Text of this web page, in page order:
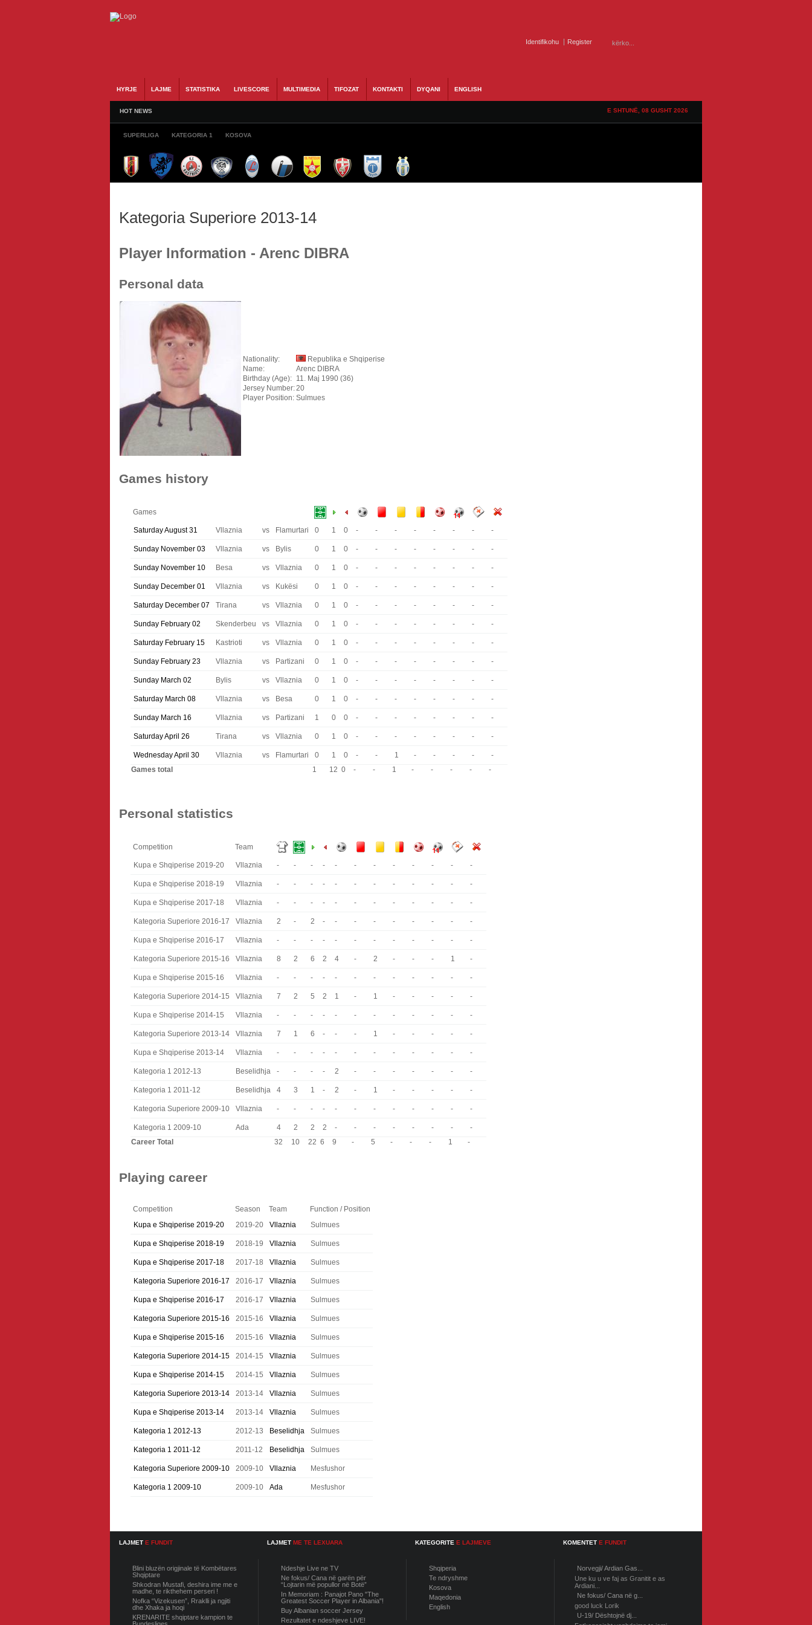
Identifikohu Register
HYRJE LAJME STATISTIKA LIVESCORE MULTIMEDIA TIFOZAT KONTAKTI DYQANI ENGLISH
HOT NEWS E SHTUNË, 08 GUSHT 2026
SUPERLIGA KATEGORIA 1 KOSOVA
Kategoria Superiore 2013-14
Player Information - Arenc DIBRA
Personal data
Nationality:
Republika e Shqiperise
Name:
Arenc DIBRA
Birthday (Age): 11. Maj 1990 (36)
Jersey Number:20
Player Position: Sulmues
Games history
Games
Saturday August 31 Vllaznia vs Flamurtari 0 1 0 - - - - - - - -
Sunday November 03 Vllaznia vs Bylis 0 1 0 - - - - - - - -
Sunday November 10 Besa vs Vllaznia 0 1 0 - - - - - - - -
Sunday December 01 Vllaznia vs Kukësi 0 1 0 - - - - - - - -
Saturday December 07 Tirana vs Vllaznia 0 1 0 - - - - - - - -
Sunday February 02 Skenderbeu vs Vllaznia 0 1 0 - - - - - - - -
Saturday February 15 Kastrioti vs Vllaznia 0 1 0 - - - - - - - -
Sunday February 23 Vllaznia vs Partizani 0 1 0 - - - - - - - -
Sunday March 02 Bylis vs Vllaznia 0 1 0 - - - - - - - -
Saturday March 08 Vllaznia vs Besa 0 1 0 - - - - - - - -
Sunday March 16 Vllaznia vs Partizani 1 0 0 - - - - - - - -
Saturday April 26 Tirana vs Vllaznia 0 1 0 - - - - - - - -
Wednesday April 30 Vllaznia vs Flamurtari 0 1 0 - - 1 - - - -
-
Games total
1 12 0 - - 1 - - - - -
Personal statistics
Competition Team
Kupa e Shqiperise 2019-20 Vllaznia - - - - - - - - - - - -
Kupa e Shqiperise 2018-19 Vllaznia - - - - - - - - - - - -
Kupa e Shqiperise 2017-18 Vllaznia - - - - - - - - - - - -
Kategoria Superiore 2016-17 Vllaznia 2 - 2 - - - - - - - - -
Kupa e Shqiperise 2016-17 Vllaznia - - - - - - - - - - - -
Kategoria Superiore 2015-16 Vllaznia 8 2 6 2 4 - 2 - - - 1 -
Kupa e Shqiperise 2015-16 Vllaznia - - - - - - - - - - - -
Kategoria Superiore 2014-15 Vllaznia 7 2 5 2 1 - 1 - - - - -
Kupa e Shqiperise 2014-15 Vllaznia - - - - - - - - - - - -
Kategoria Superiore 2013-14 Vllaznia 7 1 6 - - - 1 - - - - -
Kupa e Shqiperise 2013-14 Vllaznia - - - - - - - - - - - -
Kategoria 1 2012-13 Beselidhja - - - - 2 - - - - - - -
Kategoria 1 2011-12 Beselidhja 4 3 1 - 2 - 1 - - - - -
Kategoria Superiore 2009-10 Vllaznia - - - - - - - - - - - -
Kategoria 1 2009-10 Ada 4 2 2 2 - - - - - - -
-
Career Total
32 10 22 6 9 - 5 - - - 1 -
Playing career
Competition Season Team
Function / Position
Kupa e Shqiperise 2019-20
2019-20 Vllaznia Sulmues
Kupa e Shqiperise 2018-19 2018-19 Vllaznia Sulmues
Kupa e Shqiperise 2017-18 2017-18 Vllaznia Sulmues
Kategoria Superiore 2016-17 2016-17 Vllaznia Sulmues
Kupa e Shqiperise 2016-17 2016-17 Vllaznia Sulmues
Kategoria Superiore 2015-16 2015-16 Vllaznia Sulmues
Kupa e Shqiperise 2015-16 2015-16 Vllaznia Sulmues
Kategoria Superiore 2014-15 2014-15 Vllaznia Sulmues
Kupa e Shqiperise 2014-15 2014-15 Vllaznia Sulmues
Kategoria Superiore 2013-14 2013-14 Vllaznia Sulmues
Kupa e Shqiperise 2013-14 2013-14 Vllaznia Sulmues
Kategoria 1 2012-13 2012-13 Beselidhja Sulmues
Kategoria 1 2011-12 2011-12 Beselidhja Sulmues
Kategoria Superiore 2009-10 2009-10 Vllaznia Mesfushor
Kategoria 1 2009-10 2009-10 Ada Mesfushor
LAJMET E FUNDIT
Blini bluzën origjinale të Kombëtares
Shqiptare
Shkodran Mustafi, deshira ime me e
madhe, te rikthehem perseri !
Nofka “Vizekusen”, Rraklli ja ngjiti
dhe Xhaka ja hoqi
KRENARITE shqiptare kampion te
LAJMET ME TE LEXUARA
Ndeshje Live ne TV
Ne fokus/ Cana në garën për
“Lojtarin më popullor në Botë”
In Memoriam : Panajot Pano "The
Greatest Soccer Player in Albania"!
Buy Albanian soccer Jersey
Rezultatet e ndeshjeve LIVE!
KATEGORITE E LAJMEVE
Shqiperia
Te ndryshme
Kosova
Maqedonia
English
KOMENTET E FUNDIT
Norvegji/ Ardian Gas...
Une ku u ve faj as Granitit e as
Ardiani...
Ne fokus/ Cana në g...
good luck Lorik
U-19/ Dështojnë dj...